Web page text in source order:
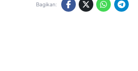
Bagikan: